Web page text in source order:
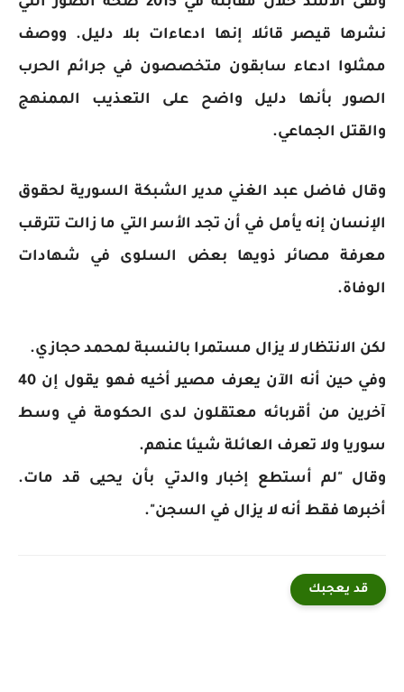
نشرها قيصر قائلا إنها ادعاءات بلا دليل. ووصف
ممثلوا ادعاء سابقون متخصصون في جرائم الحرب
الصور بأنها دليل واضح على التعذيب الممنهج
والقتل الجماعي.
وقال فاضل عبد الغني مدير الشبكة السورية لحقوق
الإنسان إنه يأمل في أن تجد الأسر التي ما زالت تترقب
معرفة مصائر ذويها بعض السلوى في شهادات
الوفاة.
لكن الانتظار لا يزال مستمرا بالنسبة لمحمد حجازي.
وفي حين أنه الآن يعرف مصير أخيه فهو يقول إن 40
آخرين من أقربائه معتقلون لدى الحكومة في وسط
سوريا ولا تعرف العائلة شيئا عنهم.
وقال "لم أستطع إخبار والدتي بأن يحيى قد مات.
أخبرها فقط أنه لا يزال في السجن".
قد يعجبك